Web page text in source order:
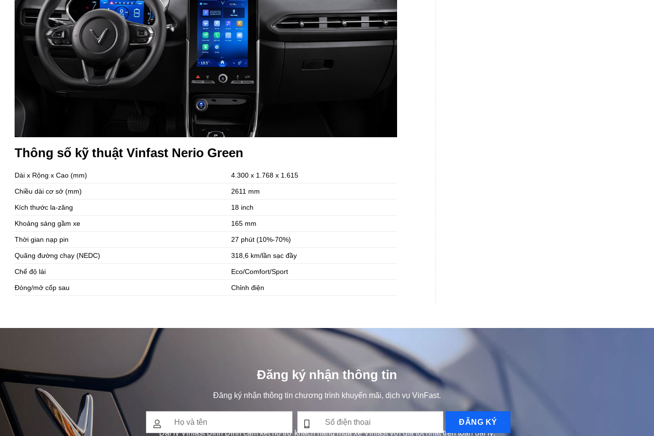
Thông số kỹ thuật Vinfast Nerio Green
Dài x Rộng x Cao (mm) 4.300 x 1.768 x 1.615
Chiều dài cơ sở (mm) 2611 mm
Kích thước la-zăng 18 inch
Khoảng sáng gầm xe 165 mm
Thời gian nạp pin 27 phút (10%-70%)
Quãng đường chạy (NEDC) 318,6 km/lần sạc đầy
Chế độ lái Eco/Comfort/Sport
Đóng/mở cốp sau Chỉnh điện
Đăng ký nhận thông tin
Đăng ký nhận thông tin chương trình khuyến mãi, dịch vụ VinFast.
Đại lý Vinfast Bình Định cam kết hỗ trợ khách hàng mua xe Vinfast với giá tốt nhất trên toàn đại lý.